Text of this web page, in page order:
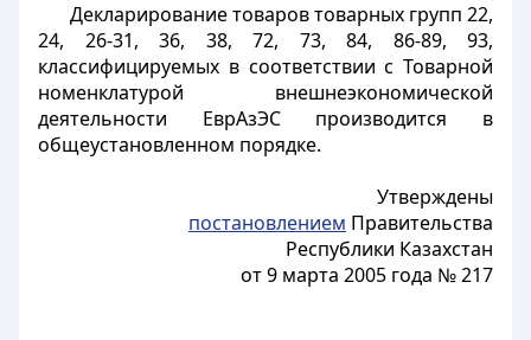
Декларирование товаров товарных групп 22,
24, 26-31, 36, 38, 72, 73, 84, 86-89, 93,
классифицируемых в соответствии с Товарной
номенклатурой внешнеэкономической
деятельности ЕврАзЭС производится в
общеустановленном порядке.
Утверждены
постановлением Правительства
Республики Казахстан
от 9 марта 2005 года № 217